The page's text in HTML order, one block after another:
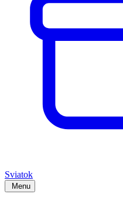
Sviatok
Menu